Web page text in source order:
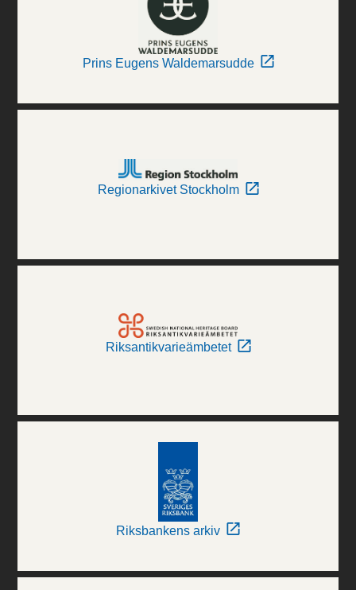
Prins Eugens Waldemarsudde
Regionarkivet Stockholm
Riksantikvarieämbetet
Riksbankens arkiv